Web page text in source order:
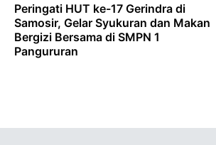
Peringati HUT ke-17 Gerindra di
Samosir, Gelar Syukuran dan Makan
Bergizi Bersama di SMPN 1
Pangururan